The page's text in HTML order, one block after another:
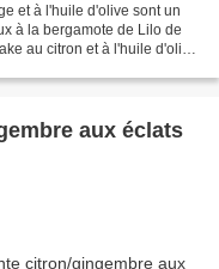
et à l'huile d'olive sont un
à la bergamote de Lilo de
au citron et à l'huile d'olive
aux éclats